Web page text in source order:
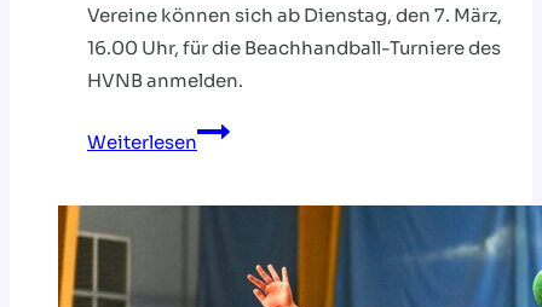
Vereine können sich ab Dienstag, den 7. März,
16.00 Uhr, für die Beachhandball-Turniere des
HVNB anmelden.
Weiterlesen
BEACHHANDBALL-
VERKÜNDET
ANMELDESTART